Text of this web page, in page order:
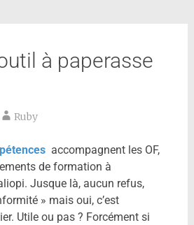
à paperasse
Ruby
accompagnent les OF,
de formation à
Jusque là, aucun refus,
» mais oui, c’est
Utile ou pas ? Forcément si